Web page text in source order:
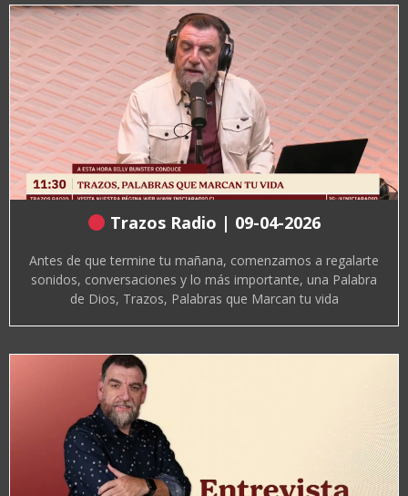
Trazos Radio | 09-04-2026
Antes de que termine tu mañana, comenzamos a regalarte
sonidos, conversaciones y lo más importante, una Palabra
de Dios, Trazos, Palabras que Marcan tu vida